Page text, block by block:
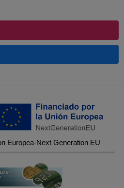
Europea-Next Generation EU